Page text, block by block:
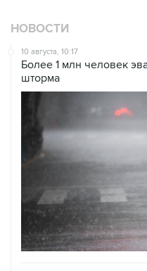
НОВОСТИ
10 августа, 10:17
Более 1 млн человек
шторма